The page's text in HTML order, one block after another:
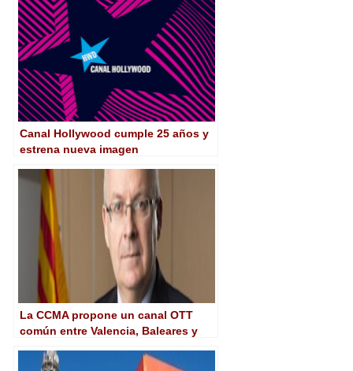
Canal Hollywood cumple 25 años y
estrena nueva imagen
La CCMA propone un canal OTT
común entre Valencia, Baleares y